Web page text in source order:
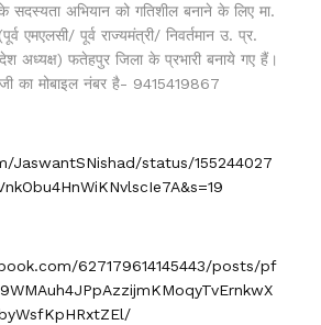
सदस्यता अभियान को गतिशील बनाने के लिए मा.
एमएलसी/ पूर्व राज्यमंत्री/ निवर्तमान उ. प्र.
अध्यक्ष) फतेहपुर जिला के प्रभारी बनाये गए हैं।
का मोबाइल नंबर है- 9415419867
status/155244027
627179614145443/posts/pf